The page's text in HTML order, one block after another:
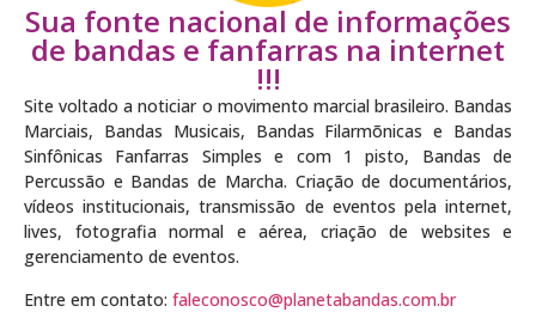
Sua fonte nacional de informações
de bandas e fanfarras na internet
!!!
Site voltado a noticiar o movimento marcial brasileiro. Bandas
Marciais, Bandas Musicais, Bandas Filarmõnicas e Bandas
Sinfônicas Fanfarras Simples e com 1 pisto, Bandas de
Percussão e Bandas de Marcha. Criação de documentários,
vídeos institucionais, transmissão de eventos pela internet,
lives, fotografia normal e aérea, criação de websites e
gerenciamento de eventos.
Entre em contato: faleconosco@planetabandas.com.br